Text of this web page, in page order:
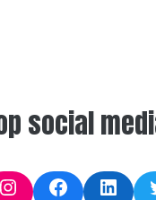
social
InstagramFacebook